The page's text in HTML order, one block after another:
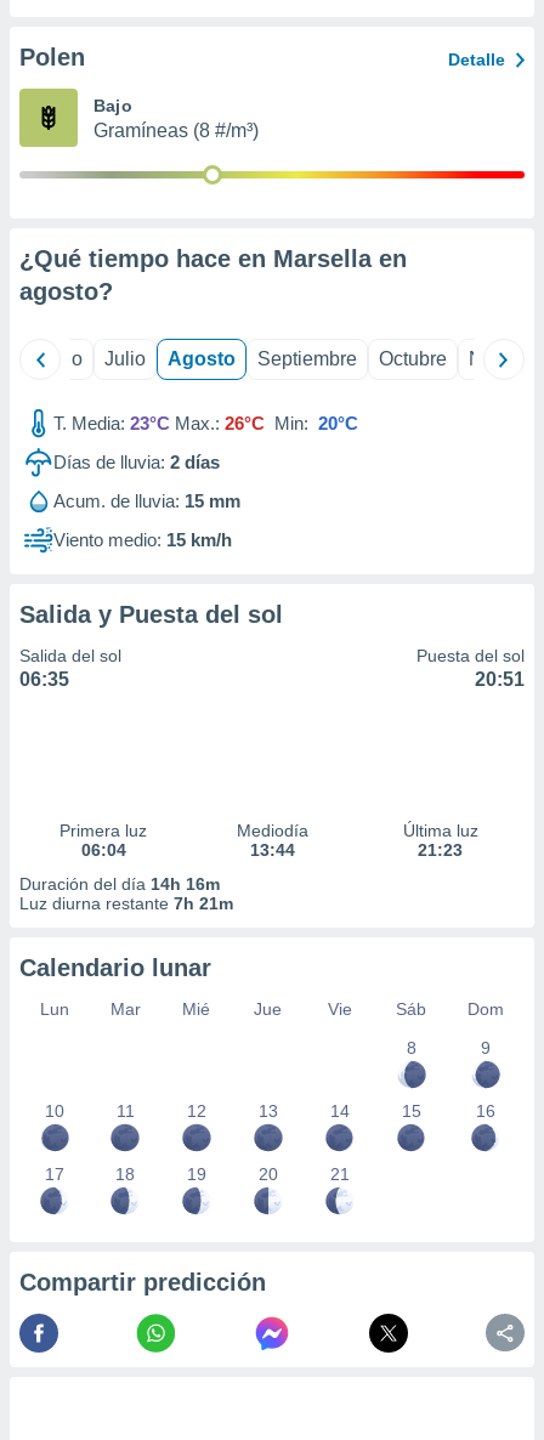
e
mediante
publicidad
publicidad
de
Polen Detalle
Bajo
Gramíneas (8 #/m³)
¿Qué tiempo hace en Marsella en
agosto?
Junio Julio Agosto Septiembre Octubre
T. Media: 23°C Max.: 26°C Min: 20°C
Días de lluvia: 2 días
Acum. de lluvia: 15 mm
Viento medio: 15 km/h
Salida y Puesta del sol
Salida del sol
06:35
Puesta del sol
20:51
Primera luz
06:04
Mediodía
13:44
Última luz
21:23
Duración del día 14h 16m
Luz diurna restante 7h 21m
Calendario lunar
Lun Mar Mié Jue Vie Sáb
Dom
8
9
10 11 12 13 14 15 16
17 18 19 20 21
Compartir predicción